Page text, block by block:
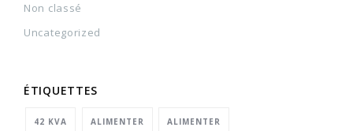
Non classé
Uncategorized
ÉTIQUETTES
42 KVA ALIMENTER ALIMENTER